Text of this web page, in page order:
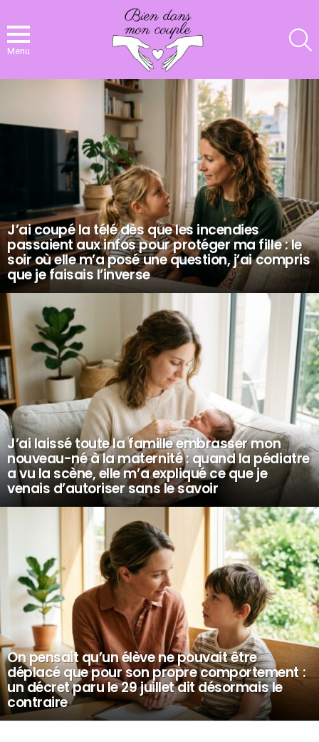
Menu
J’ai coupé la télé dès que les incendies
passaient aux infos pour protéger ma fille : le
soir où elle m’a posé une question, j’ai compris
que je faisais l’inverse
J’ai laissé toute la famille embrasser mon
nouveau-né à la maternité : quand la pédiatre
a vu la scène, elle m’a expliqué ce que je
venais d’autoriser sans le savoir
On pensait qu’un élève ne pouvait être
déplacé que pour son propre comportement :
un décret paru le 29 juillet dit désormais le
contraire